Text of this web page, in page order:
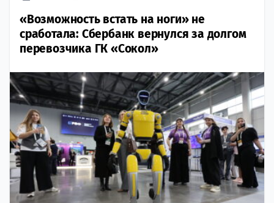
«Возможность встать на ноги» не
сработала: Сбербанк вернулся за долгом
перевозчика ГК «Сокол»